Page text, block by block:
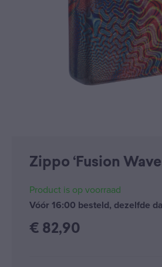
Zippo ‘Fusion
Product is op voorraad
Vóór 16:00 besteld, dezelfde
€ 82,90